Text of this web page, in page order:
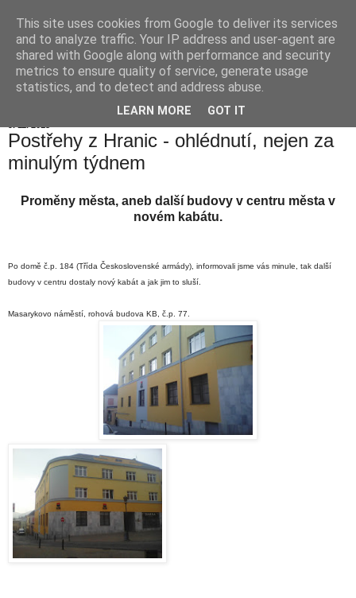
Hranické listy
Postřehy z Hranic - ohlédnutí, nejen za
minulým týdnem
Proměny města, aneb další budovy v centru města v
novém kabátu.
Po domě č.p. 184 (Třída Československé armády), informovali jsme vás minule, tak další
budovy v centru dostaly nový kabát a jak jim to sluší.
Masarykovo náměstí, rohová budova KB, č.p. 77.
This site uses cookies from Google to deliver its services
and to analyze traffic. Your IP address and user-agent are
shared with Google along with performance and security
metrics to ensure quality of service, generate usage
statistics, and to detect and address abuse.
LEARN MORE GOT IT